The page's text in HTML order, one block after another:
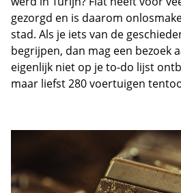
gezorgd en is daarom
stad. Als je iets van de
begrijpen, dan mag een bezoek
eigenlijk niet op je to-do lijst
maar liefst 280 voertuigen